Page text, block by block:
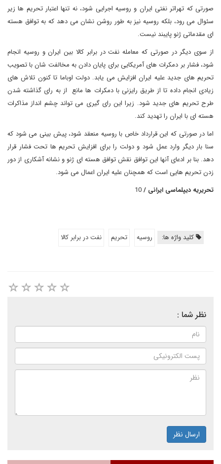
صورتی که تهراتر نفتی ایران و روسیه اجرایی شود، نه تنها اعتبار تحریم ها زیر
سئوال می رود، بلکه روسیه نیز به طور روشن نشان می دهد که به توافق هسته
ای مقدماتی ژنو پایبند نیست.
از سوی دیگر در صورتی که معامله نفت در برابر کالا بین ایران و روسیه انجام
شود، فشار بر دمکرات های آمریکایی برای پایان دادن به مخالفت شان با تصویب
تحریم های جدید علیه ایران افزایش می یابد. دولت اوباما تا کنون تلاش های
زیادی انجام داده تا از طریق رایزنی با دمکرات ها مانع از به رای گذاشته شدن
طرح تحریم های جدید شود. زیرا این رای گیری می تواند چشم انداز مذاکرات
هسته ای با ایران را تهدید کند.
اما در صورتی که این قرارداد خاص با روسیه منعقد شود، پیش بینی می شود که
سنا بار دیگر وارد عمل شود و دولت را برای افزایش تحریم ها تحت فشار قرار
دهد. بنا بر ادعای آنها این توافق نقش توافق هسته ای ژنو و نشانه آشکاری از دور
زدن تحریم هایی است که همچنان علیه ایران اعمال می شود.
تحریریه دیپلماسی ایرانی /10
کلید واژه ها: روسیه تحریم نفت در برابر کالا
نظر شما :
ارسال نظر